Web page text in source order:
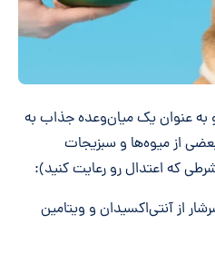
عنوان یک میان‌وعده جذاب به
از میوه‌ها و سبزیجات
که اعتدال رو رعایت کنید):
از آنتی‌اکسیدان و ویتامین